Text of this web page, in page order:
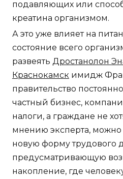
подавляющих или
креатина организмом.
А это уже влияет на
состояние всего
развеять Дростанолон
Краснокамск имидж
правительство
частный бизнес,
налоги, а граждане не
мнению эксперта, можно
новую форму трудового
предусматривающую
накопление, где